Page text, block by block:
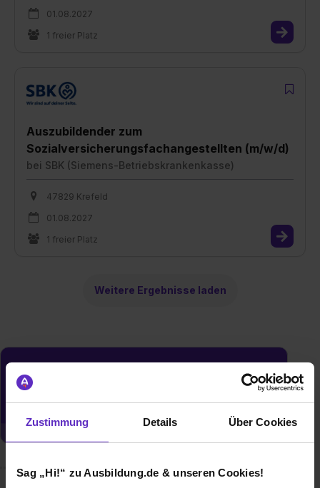
Zustimmung Details Über Cookies
Sag „Hi!“ zu Ausbildung.de & unseren Cookies!
01.08.2027
1 freier Platz
Auszubildender zum
Sozialversicherungsfachangestellten (m/w/d)
bei SBK (Siemens-Betriebskrankenkasse)
47829 Krefeld
01.08.2027
1 freier Platz
Weitere Ergebnisse laden
Du möchtest neue Stellen automatisch
zugeschickt bekommen?